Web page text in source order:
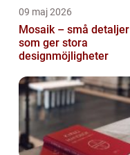
09 maj 2026
Mosaik – små detaljer
som ger stora
designmöjligheter